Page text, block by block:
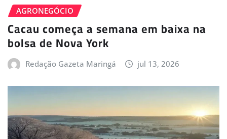
AGRONEGÓCIO
Cacau começa a semana em baixa na
bolsa de Nova York
Redação Gazeta Maringá jul 13, 2026